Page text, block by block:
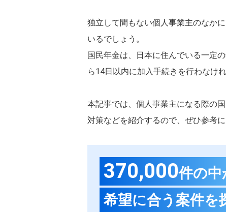
独立して間もない個人事業主のなか
いるでしょう。
国民年金は、日本に住んでいる一定
ら14日以内に加入手続きを行わなけ
本記事では、個人事業主になる際の
対策などを紹介するので、ぜひ参考に
370,000件の中
希望に合う案件を